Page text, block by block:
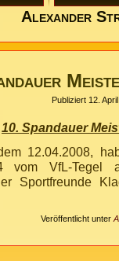
Alexander
Publiziert 12.
10. Spandauer
12.04.2008,
vom VfL-Tegel
Sportfreunde
Veröffentlicht unter